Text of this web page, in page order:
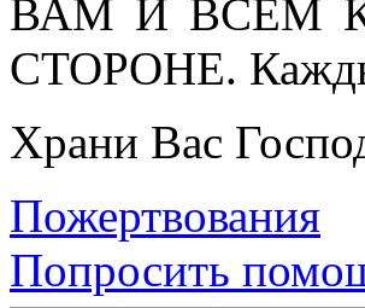
ВАМ И ВСЕМ
СТОРОНЕ.
Храни Вас
Пожертвования
Попросить